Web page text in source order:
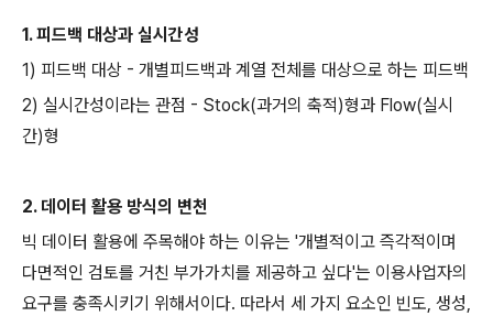
1. 피드백 대상과 실시간성
1) 피드백 대상 - 개별피드백과 계열 전체를 대상으로 하는 피드백
2) 실시간성이라는 관점 - Stock(과거의 축적)형과 Flow(실시
간)형
2. 데이터 활용 방식의 변천
빅 데이터 활용에 주목해야 하는 이유는 '개별적이고 즉각적이며
다면적인 검토를 거친 부가가치를 제공하고 싶다'는 이용사업자의
요구를 충족시키기 위해서이다. 따라서 세 가지 요소인 빈도, 생성,